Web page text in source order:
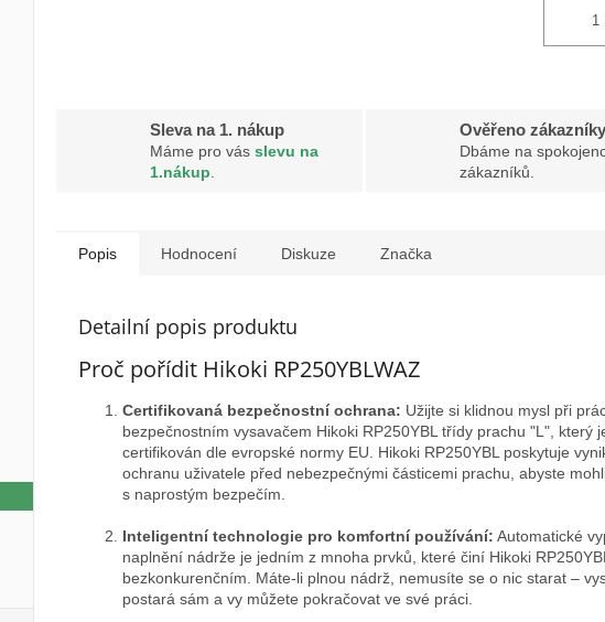
Sleva na 1. nákup
Máme pro vás slevu na
1.nákup
Ověřeno zákazníky
Dbáme na
zákazníků.
Popis Hodnocení Diskuze Značka
Detailní popis produktu
Proč pořídit Hikoki RP250YBLWAZ
Certifikovaná bezpečnostní ochrana: Užijte si klidnou mysl při
bezpečnostním vysavačem Hikoki RP250YBL třídy prachu "L", který
certifikován dle evropské normy EU. Hikoki RP250YBL poskytuje
ochranu uživatele před nebezpečnými částicemi prachu, abyste
s naprostým bezpečím.
Inteligentní technologie pro komfortní používání: Automatické
naplnění nádrže je jedním z mnoha prvků, které činí Hikoki RP250YBL
bezkonkurenčním. Máte-li plnou nádrž, nemusíte se o nic starat –
postará sám a vy můžete pokračovat ve své práci.